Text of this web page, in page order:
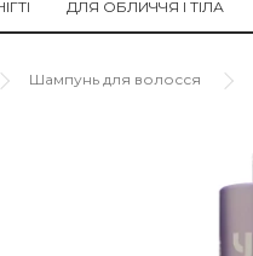
ДЛЯ ОБЛИЧЧЯ І ТІЛА
Шампунь для волосся